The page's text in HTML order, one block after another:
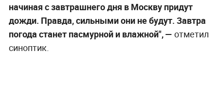
начиная с завтрашнего дня в Москву придут
дожди. Правда, сильными они не будут. Завтра
погода станет пасмурной и влажной", — отметил
синоптик.